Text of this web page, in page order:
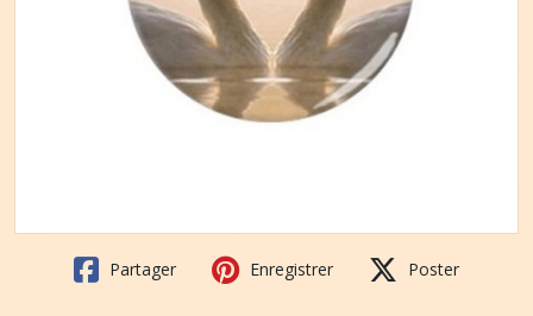
Partager Enregistrer Poster